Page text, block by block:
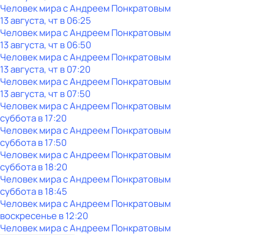
Человек мира с Андреем Понкратовым
13 августа, чт в 06:25
Человек мира с Андреем Понкратовым
13 августа, чт в 06:50
Человек мира с Андреем Понкратовым
13 августа, чт в 07:20
Человек мира с Андреем Понкратовым
13 августа, чт в 07:50
Человек мира с Андреем Понкратовым
субботав17:20
Человек мира с Андреем Понкратовым
субботав17:50
Человек мира с Андреем Понкратовым
субботав18:20
Человек мира с Андреем Понкратовым
субботав18:45
Человек мира с Андреем Понкратовым
воскресенье в12:20
Человек мира с Андреем Понкратовым